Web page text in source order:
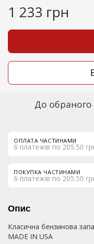
1 233 грн
До обраного
ОПЛАТА ЧАСТИНАМИ
6 платежів по 205.50
ПОКУПКА ЧАСТИНАМИ
6 платежів по 205.50
Опис
Класична бензинова
MADE IN USA